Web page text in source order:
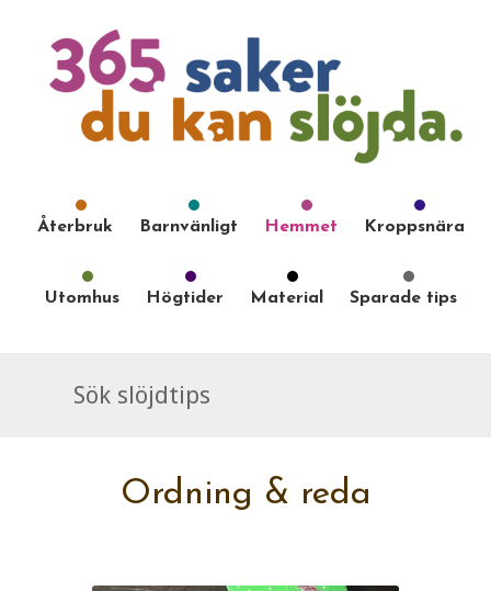
Återbruk Barnvänligt Hemmet Kroppsnära
Utomhus Högtider Material Sparade tips
Ordning & reda